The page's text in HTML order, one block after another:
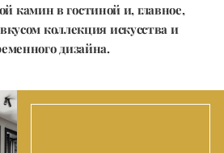
камин в гостиной и, главное,
коллекция искусства и
дизайна.